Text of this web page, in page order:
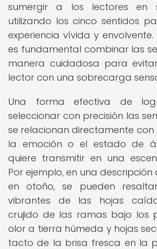
sumergir a los lectores en
utilizando los cinco sentidos
experiencia vívida y
es fundamental combinar las
manera cuidadosa para
lector con una sobrecarga
Una forma efectiva de
seleccionar con precisión las
se relacionan directamente
la emoción o el estado de
quiere transmitir en una
Por ejemplo, en una descripción
en otoño, se pueden
vibrantes de las hojas
crujido de las ramas bajo los
olor a tierra húmeda y hojas
tacto de la brisa fresca en la